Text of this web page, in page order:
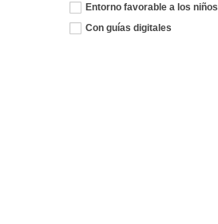
Entorno favorable a los niños
Con guías digitales